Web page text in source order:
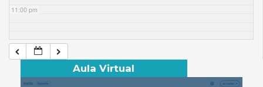
11:00 pm
Aula Virtual